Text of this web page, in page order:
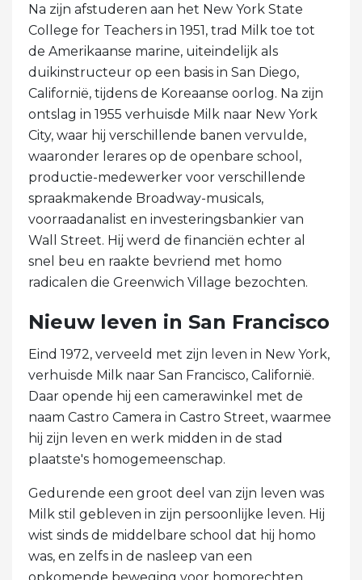
Na zijn afstuderen aan het New York State
College for Teachers in 1951, trad Milk toe tot
de Amerikaanse marine, uiteindelijk als
duikinstructeur op een basis in San Diego,
Californië, tijdens de Koreaanse oorlog. Na zijn
ontslag in 1955 verhuisde Milk naar New York
City, waar hij verschillende banen vervulde,
waaronder lerares op de openbare school,
productie-medewerker voor verschillende
spraakmakende Broadway-musicals,
voorraadanalist en investeringsbankier van
Wall Street. Hij werd de financiën echter al
snel beu en raakte bevriend met homo
radicalen die Greenwich Village bezochten.
Nieuw leven in San Francisco
Eind 1972, verveeld met zijn leven in New York,
verhuisde Milk naar San Francisco, Californië.
Daar opende hij een camerawinkel met de
naam Castro Camera in Castro Street, waarmee
hij zijn leven en werk midden in de stad
plaatste's homogemeenschap.
Gedurende een groot deel van zijn leven was
Milk stil gebleven in zijn persoonlijke leven. Hij
wist sinds de middelbare school dat hij homo
was, en zelfs in de nasleep van een